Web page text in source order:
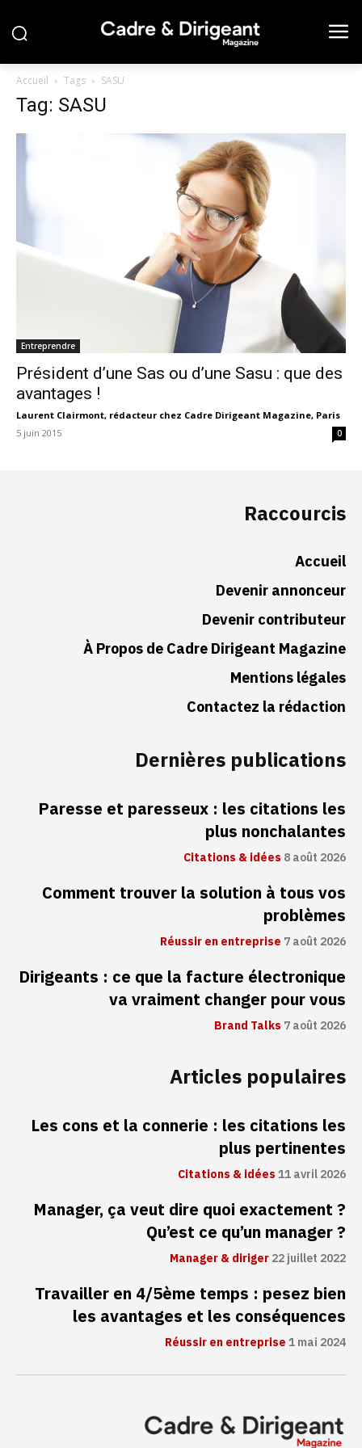
Accueil Tags SASU
Tag: SASU
Entreprendre
Président d’une Sas ou d’une Sasu : que des
avantages !
Laurent Clairmont, rédacteur chez Cadre Dirigeant Magazine, Paris
-
5 juin 2015 0
Raccourcis
Accueil
Devenir annonceur
Devenir contributeur
À Propos de Cadre Dirigeant Magazine
Mentions légales
Contactez la rédaction
Dernières publications
Paresse et paresseux : les citations les
plus nonchalantes
Citations & idées8 août 2026
Comment trouver la solution à tous vos
problèmes
Réussir en entreprise 7 août 2026
Dirigeants : ce que la facture électronique
va vraiment changer pour vous
Brand Talks7 août 2026
Articles populaires
Les cons et la connerie : les citations les
plus pertinentes
Citations & idées11 avril 2026
Manager, ça veut dire quoi exactement ?
Qu’est ce qu’un manager ?
Manager & diriger22 juillet 2022
Travailler en 4/5ème temps : pesez bien
les avantages et les conséquences
Réussir en entreprise1 mai 2024